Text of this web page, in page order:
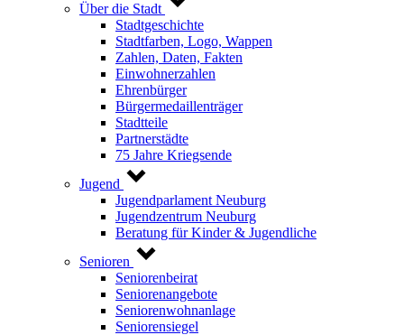
Über die Stadt
Stadtgeschichte
Stadtfarben, Logo, Wappen
Zahlen, Daten, Fakten
Einwohnerzahlen
Ehrenbürger
Bürgermedaillenträger
Stadtteile
Partnerstädte
75 Jahre Kriegsende
Jugend
Jugendparlament Neuburg
Jugendzentrum Neuburg
Beratung für Kinder & Jugendliche
Senioren
Seniorenbeirat
Seniorenangebote
Seniorenwohnanlage
Seniorensiegel